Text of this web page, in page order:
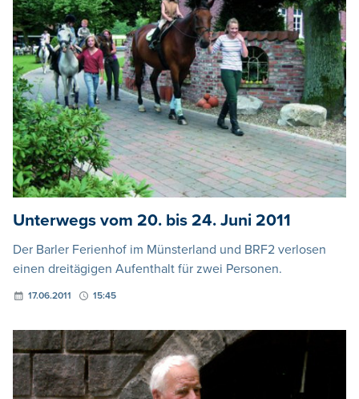
Unterwegs vom 20. bis 24. Juni 2011
Der Barler Ferienhof im Münsterland und BRF2 verlosen
einen dreitägigen Aufenthalt für zwei Personen.
17.06.2011 15:45